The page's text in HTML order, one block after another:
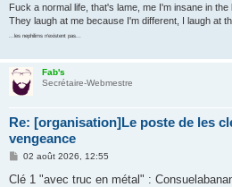
Fuck a normal life, that's lame, me I'm insane in the
They laugh at me because I'm different, I laugh at
...les nephilims n'existent pas...
Fab's
Secrétaire-Webmestre
Re: [organisation]Le poste de les
vengeance
M
s
02 août 2026, 12:55
Clé 1 "avec truc en métal" :